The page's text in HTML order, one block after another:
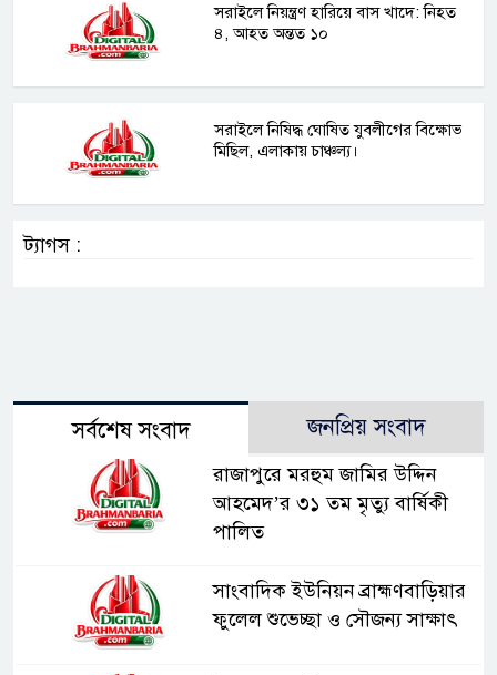
সরাইলে নিয়ন্ত্রণ হারিয়ে বাস খাদে: নিহত
৪, আহত অন্তত ১০
সরাইলে নিষিদ্ধ ঘোষিত যুবলীগের বিক্ষোভ
মিছিল, এলাকায় চাঞ্চল্য।
ট্যাগস :
সর্বশেষ সংবাদ জনপ্রিয় সংবাদ
রাজাপুরে মরহুম জামির উদ্দিন
আহমেদ’র ৩১ তম মৃত্যু বার্ষিকী
পালিত
সাংবাদিক ইউনিয়ন ব্রাহ্মণবাড়িয়ার
ফুলেল শুভেচ্ছা ও সৌজন্য সাক্ষাৎ